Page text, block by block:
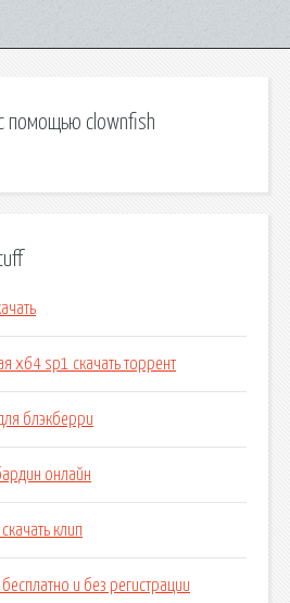
помощью clownfish
x64 sp1 скачать торрент
блэкберри
онлайн
клип
и без регистрации